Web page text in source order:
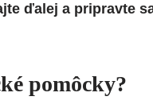
ďalej a pripravte
pomôcky?